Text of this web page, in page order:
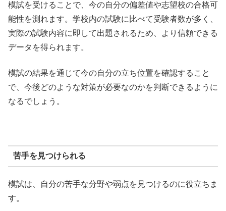
模試を受けることで、今の自分の偏差値や志望校の合格可
能性を測れます。学校内の試験に比べて受験者数が多く、
実際の試験内容に即して出題されるため、より信頼できる
データを得られます。
模試の結果を通じて今の自分の立ち位置を確認すること
で、今後どのような対策が必要なのかを判断できるように
なるでしょう。
苦手を見つけられる
模試は、自分の苦手な分野や弱点を見つけるのに役立ちま
す。